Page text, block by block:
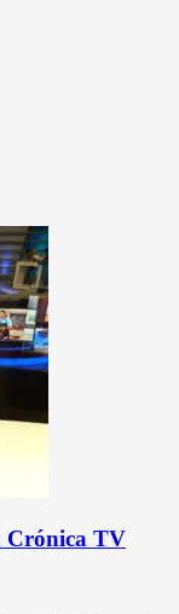
Crónica TV